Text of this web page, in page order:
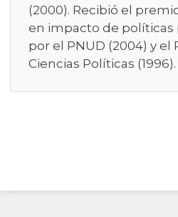
(2000). Recibió el
en impacto de
por el PNUD (2004) y el
Ciencias Políticas (1996).